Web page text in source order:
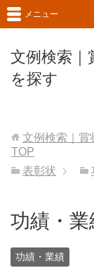
文例検索｜
を探す
メニュー
文例検索｜賞
TOP
表彰状
功績・業
功績・業績